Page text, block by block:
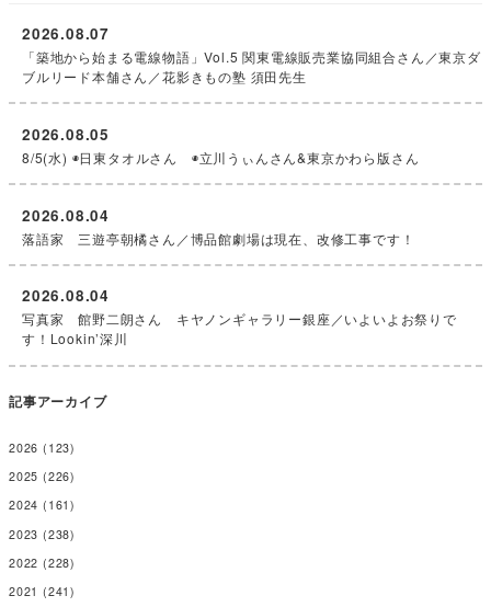
「築地から始まる電線物語」Vol.5 関東電線販売業協同組合さん／東京ダ
ブルリード本舗さん／花影きもの塾 須田先生
2026.08.07
8/5(水) ◉日東タオルさん ◉立川うぃんさん&東京かわら版さん
2026.08.05
落語家 三遊亭朝橘さん／博品館劇場は現在、改修工事です！
2026.08.04
写真家 館野二朗さん キヤノンギャラリー銀座／いよいよお祭りで
す！Lookin’深川
2026.08.04
記事アーカイブ
2026 (123)
2025 (226)
2024 (161)
2023 (238)
2022 (228)
2021 (241)